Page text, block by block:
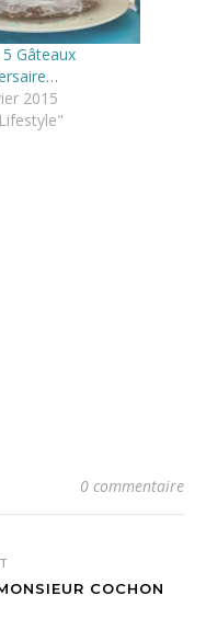
Gâteaux
2015
0 commentaire
COCHON